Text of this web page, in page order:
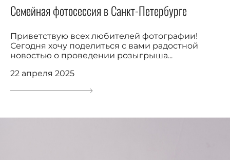
Семейная фотосессия в Санкт-Петербурге
Приветствую всех любителей фотографии!
Сегодня хочу поделиться с вами радостной
новостью о проведении розыгрыша...
22 апреля 2025